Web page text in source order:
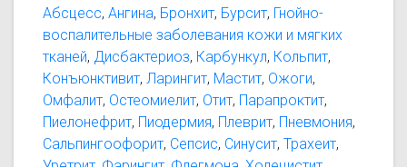
свежеинфицированных ран, а также для
профилактики внутрибольничных инфекций по
эпидемическим показаниям.
Абсцесс,Ангина, Бронхит, Бурсит, Гнойно-
воспалительные заболевания кожи и мягких
тканей, Дисбактериоз, Карбункул, Кольпит,
Конъюнктивит,Ларингит, Мастит, Ожоги,
Омфалит, Остеомиелит, Отит, Парапроктит,
Пиелонефрит, Пиодермия, Плеврит, Пневмония,
Сальпингоофорит, Сепсис, Синусит,Трахеит,